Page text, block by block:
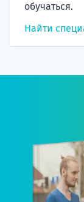
обучаться.
Найти